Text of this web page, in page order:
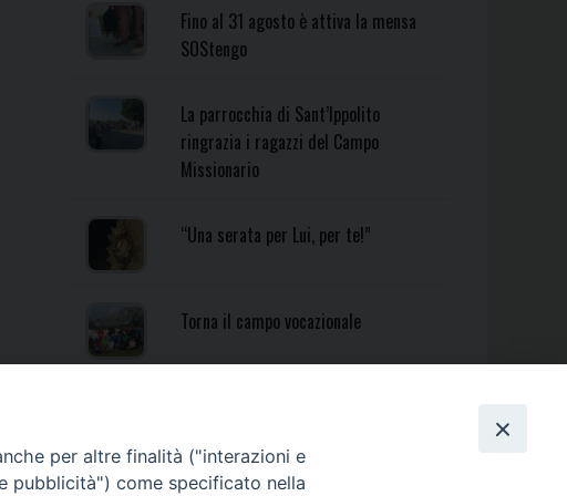
Fino al 31 agosto è attiva la mensa
SOStengo
La parrocchia di Sant’Ippolito
ringrazia i ragazzi del Campo
Missionario
“Una serata per Lui, per te!”
Torna il campo vocazionale
per altre finalità ("interazioni e
pubblicità") come specificato nella